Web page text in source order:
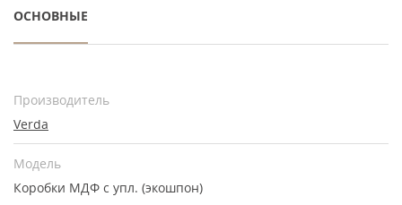
ОСНОВНЫЕ
Производитель
Verda
Модель
Коробки МДФ с упл. (экошпон)